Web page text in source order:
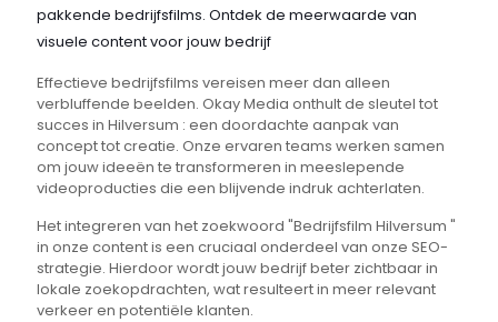
pakkende bedrijfsfilms. Ontdek de meerwaarde van
visuele content voor jouw bedrijf
Effectieve bedrijfsfilms vereisen meer dan alleen
verbluffende beelden. Okay Media onthult de sleutel tot
succes in Hilversum : een doordachte aanpak van
concept tot creatie. Onze ervaren teams werken samen
om jouw ideeën te transformeren in meeslepende
videoproducties die een blijvende indruk achterlaten.
Het integreren van het zoekwoord "Bedrijfsfilm Hilversum "
in onze content is een cruciaal onderdeel van onze SEO-
strategie. Hierdoor wordt jouw bedrijf beter zichtbaar in
lokale zoekopdrachten, wat resulteert in meer relevant
verkeer en potentiële klanten.